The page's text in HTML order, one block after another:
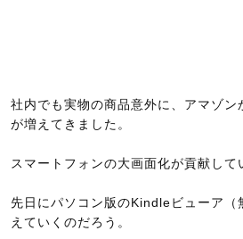
社内でも実物の商品意外に、アマゾ
が増えてきました。
スマートフォンの大画面化が貢献して
先日にパソコン版のKindleビューア
えていくのだろう。